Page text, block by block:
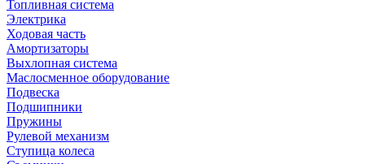
Топливная система
Электрика
Ходовая часть
Амортизаторы
Выхлопная система
Маслосменное оборудование
Подвеска
Подшипники
Пружины
Рулевой механизм
Ступица колеса